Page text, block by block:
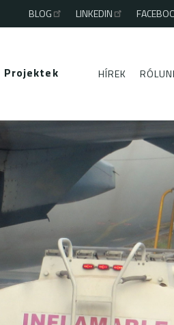
Projektek HÍREK
Third
BLOG LINKEDIN